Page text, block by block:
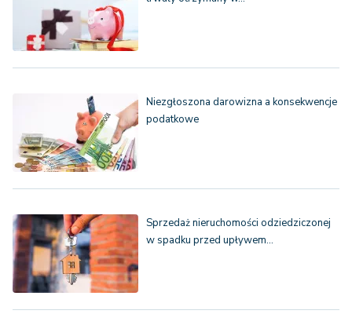
Niezgłoszona darowizna a konsekwencje
podatkowe
Sprzedaż nieruchomości odziedziczonej
w spadku przed upływem…